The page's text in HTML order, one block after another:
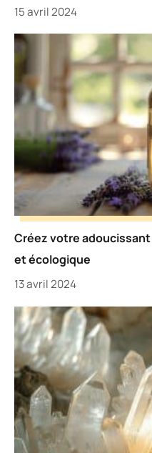
15 avril 2024
Créez votre
et écologique
13 avril 2024